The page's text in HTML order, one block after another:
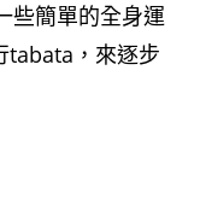
些簡單的全身運
tabata，來逐步